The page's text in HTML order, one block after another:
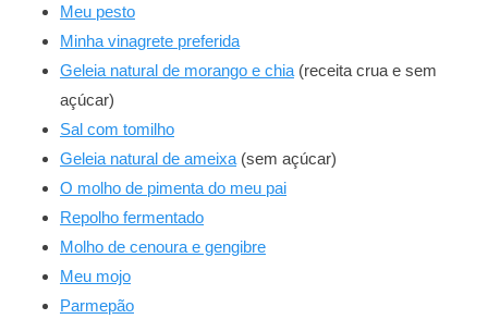
Meu pesto
Minha vinagrete preferida
Geleia natural de morango e chia (receita crua e sem
açúcar)
Sal com tomilho
Geleia natural de ameixa (sem açúcar)
O molho de pimenta do meu pai
Repolho fermentado
Molho de cenoura e gengibre
Meu mojo
Parmepão